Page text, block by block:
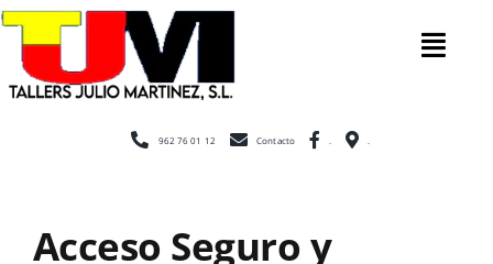
Saltar
contenido
Inicio 962 76 01 12 Contacto
Acceso Seguro y